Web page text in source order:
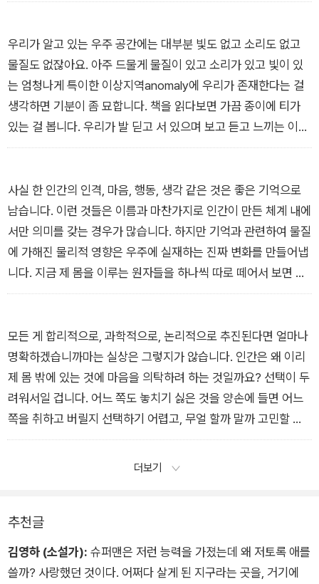
<낮은 차원의 이야기×상욱>
우리가 알고 있는 우주 공간에는 대부분 빛도 없고 소리도 없고
물질도 없잖아요. 아주 드물게 물질이 있고 소리가 있고 빛이 있
는 엄청나게 특이한 이상지역anomaly에 우리가 존재한다는 걸
생각하면 기분이 좀 묘합니다. 책을 읽다보면 가끔 종이에 티가
있는 걸 봅니다. 우리가 발 딛고 서 있으며 보고 듣고 느끼는 이
모든 물질이 종이 위 활자도 아니고 책 한 권에 하나 있을까 말까
장 떠들썩한 곳, 백 가지 소음으로 가득찬 곳에 우리가 있습니다.
<빛과 고요와 빨래방×채경>
사실 한 인간의 인격, 마음, 행동, 생각 같은 것은 좋은 기억으로
남습니다. 이런 것들은 이름과 마찬가지로 인간이 만든 체계 내에
서만 의미를 갖는 경우가 많습니다. 하지만 기억과 관련하여 물질
에 가해진 물리적 영향은 우주에 실재하는 진짜 변화를 만들어냅
니다. 지금 제 몸을 이루는 원자들을 하나씩 따로 떼어서 보면 특
별할 것은 없습니다. 하지만 그들이 모여 제 몸을 이루는 순간 특
리적이고 특별한 실체였다는 뜻이죠.
<유물론자가 무덤을 방문하는 이유에 대하여×상욱>
모든 게 합리적으로, 과학적으로, 논리적으로 추진된다면 얼마나
명확하겠습니까마는 실상은 그렇지가 않습니다. 인간은 왜 이리
제 몸 밖에 있는 것에 마음을 의탁하려 하는 것일까요? 선택이 두
려워서일 겁니다. 어느 쪽도 놓치기 싫은 것을 양손에 들면 어느
쪽을 취하고 버릴지 선택하기 어렵고, 무얼 할까 말까 고민할 때
어느 쪽이 좋은 결과를 가져올지 확신이 들지 않아서 그럴 겁니
더보기
추천글
김영하 (소설가): 슈퍼맨은 저런 능력을 가졌는데 왜 저토록 애를
쓸까? 사랑했던 것이다. 어쩌다 살게 된 지구라는 곳을, 거기에